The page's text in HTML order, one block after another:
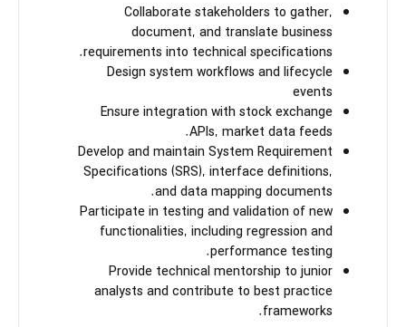
Collaborate stakeholders to gather,
document, and translate business
requirements into technical specifications.
Design system workflows and lifecycle
events
Ensure integration with stock exchange
APIs, market data feeds.
Develop and maintain System Requirement
Specifications (SRS), interface definitions,
and data mapping documents.
Participate in testing and validation of new
functionalities, including regression and
performance testing.
Provide technical mentorship to junior
analysts and contribute to best practice
frameworks.